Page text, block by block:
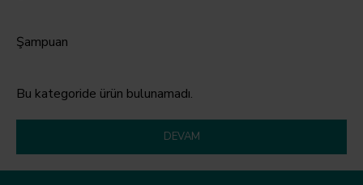
Şampuan
Bu kategoride ürün bulunamadı.
DEVAM